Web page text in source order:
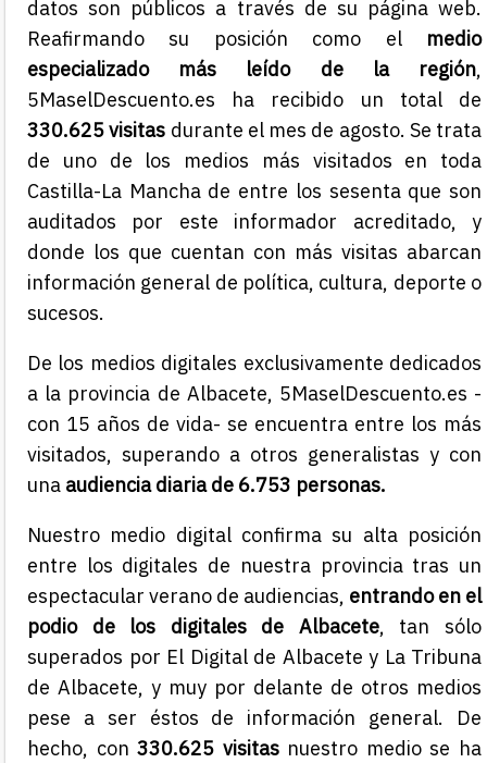
datos son públicos a través de su página web.
Reafirmando su posición como el medio
especializado más leído de la región,
5MaselDescuento.es ha recibido un total de
330.625 visitas durante el mes de agosto. Se trata
de uno de los medios más visitados en toda
Castilla-La Mancha de entre los sesenta que son
auditados por este informador acreditado, y
donde los que cuentan con más visitas abarcan
información general de política, cultura, deporte o
sucesos.
De los medios digitales exclusivamente dedicados
a la provincia de Albacete, 5MaselDescuento.es -
con 15 años de vida- se encuentra entre los más
visitados, superando a otros generalistas y con
una audiencia diaria de 6.753 personas.
Nuestro medio digital confirma su alta posición
entre los digitales de nuestra provincia tras un
espectacular verano de audiencias, entrando en el
podio de los digitales de Albacete, tan sólo
superados por El Digital de Albacete y La Tribuna
de Albacete, y muy por delante de otros medios
pese a ser éstos de información general. De
hecho, con330.625 visitasnuestro medio se ha